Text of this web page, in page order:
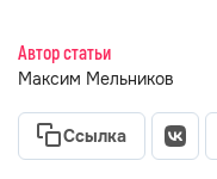
Автор статьи
Максим Мельников
Ссылка